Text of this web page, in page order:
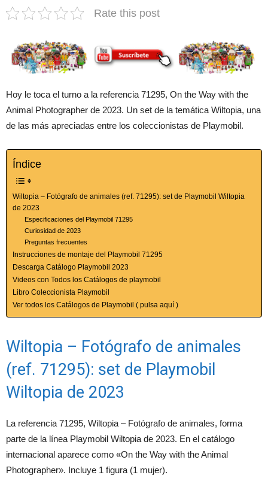
Rate this post
Hoy le toca el turno a la referencia 71295, On the Way with the
Animal Photographer de 2023. Un set de la temática Wiltopia, una
de las más apreciadas entre los coleccionistas de Playmobil.
Índice
Wiltopia – Fotógrafo de animales (ref. 71295): set de Playmobil Wiltopia
de 2023
Especificaciones del Playmobil 71295
Curiosidad de 2023
Preguntas frecuentes
Instrucciones de montaje del Playmobil 71295
Descarga Catálogo Playmobil 2023
Videos con Todos los Catálogos de playmobil
Libro Coleccionista Playmobil
Ver todos los Catálogos de Playmobil ( pulsa aquí )
Wiltopia – Fotógrafo de animales
(ref. 71295): set de Playmobil
Wiltopia de 2023
La referencia 71295, Wiltopia – Fotógrafo de animales, forma
parte de la línea Playmobil Wiltopia de 2023. En el catálogo
internacional aparece como «On the Way with the Animal
Photographer». Incluye 1 figura (1 mujer).